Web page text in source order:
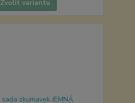
Zvolit variantu